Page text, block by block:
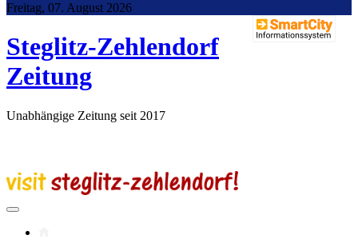
Freitag, 07. August 2026
Steglitz-Zehlendorf
Zeitung
Unabhängige Zeitung seit 2017